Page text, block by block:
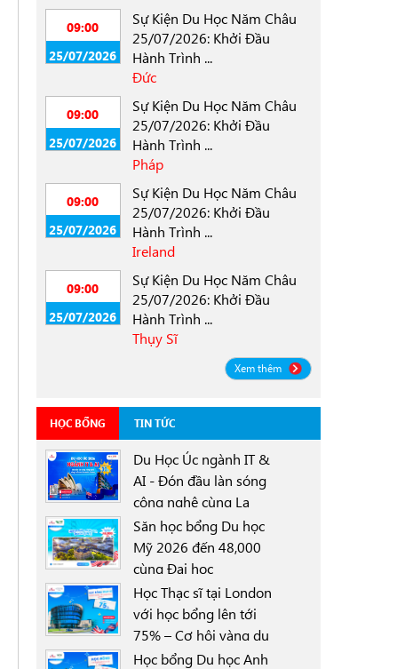
09:00
25/07/2026
Sự Kiện Du Học Năm Châu
25/07/2026: Khởi Đầu
Hành Trình ...
Đức
09:00
25/07/2026
Sự Kiện Du Học Năm Châu
25/07/2026: Khởi Đầu
Hành Trình ...
Pháp
09:00
25/07/2026
Sự Kiện Du Học Năm Châu
25/07/2026: Khởi Đầu
Hành Trình ...
Ireland
09:00
25/07/2026
Sự Kiện Du Học Năm Châu
25/07/2026: Khởi Đầu
Hành Trình ...
Thụy Sĩ
Xem thêm
HỌC BỔNG TIN TỨC
Du Học Úc ngành IT &
AI - Đón đầu làn sóng
công nghệ cùng La
Trobe University
Sydney Campus với
học bổng 30%
Săn học bổng Du học
Mỹ 2026 đến 48,000
cùng Đại học
University of North
Texas (UNT)
Học Thạc sĩ tại London
với học bổng lên tới
75% – Cơ hội vàng du
học Anh 2025
Học bổng Du học Anh